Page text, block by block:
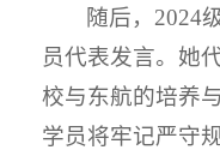
随后，2024
员代表发言。她
校与东航的培养
学员将牢记严守